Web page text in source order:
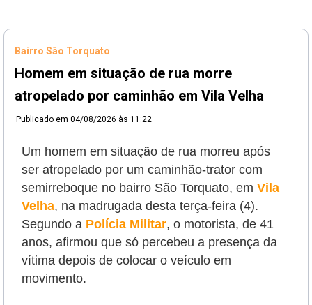
Bairro São Torquato
Homem em situação de rua morre
atropelado por caminhão em Vila Velha
Publicado em 04/08/2026 às 11:22
Um homem em situação de rua morreu após
ser atropelado por um caminhão-trator com
semirreboque no bairro São Torquato, em Vila
Velha, na madrugada desta terça-feira (4).
Segundo a Polícia Militar, o motorista, de 41
anos, afirmou que só percebeu a presença da
vítima depois de colocar o veículo em
movimento.